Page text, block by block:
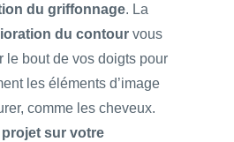
du griffonnage. La
du contour vous
le bout de vos doigts pour
les éléments d’image
comme les cheveux.
projet sur votre